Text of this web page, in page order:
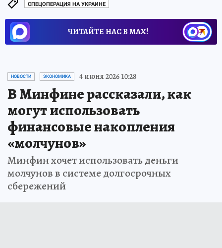
СПЕЦОПЕРАЦИЯ НА УКРАИНЕ
ЧИТАЙТЕ НАС В МАХ!
НОВОСТИ ЭКОНОМИКА 4 июня 2026 10:28
В Минфине рассказали, как
могут использовать
финансовые накопления
«молчунов»
Минфин хочет использовать деньги
молчунов в системе долгосрочных
сбережений